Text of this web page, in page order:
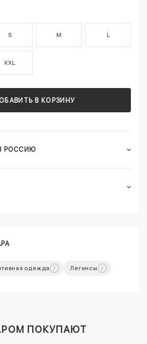
S M L
XXL
В КОРЗИНУ
РОССИЮ
одежда Легинсы
ПОКУПАЮТ